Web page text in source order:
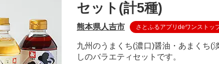
セット(計5種)
熊本県人吉市 さとふるアプリdeワンストッ
九州のうまくち(濃口)醤油・あまくち(
しのバラエティセットです。